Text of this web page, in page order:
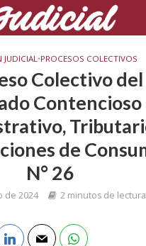
JUDICIAL•PROCESOS COLECTIVOS
Colectivo del
Contencioso
de
N° 26
de 2024 2 minutos de lectura